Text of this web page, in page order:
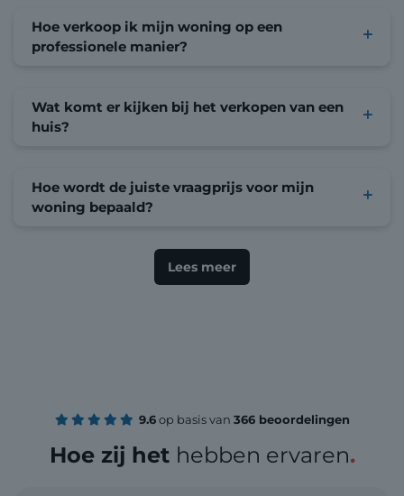
Hoe verkoop ik mijn woning op een
professionele manier?
Wat komt er kijken bij het verkopen van een
huis?
Hoe wordt de juiste vraagprijs voor mijn
woning bepaald?
Lees meer
9.6op basis van 366 beoordelingen
Hoe zij het hebben ervaren.